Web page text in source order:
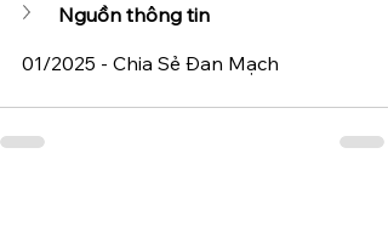
Nguồn thông tin
01/2025 - Chia Sẻ Đan Mạch